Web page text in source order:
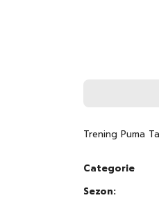
of
gallery
Trening Puma
Categorie
Sezon: